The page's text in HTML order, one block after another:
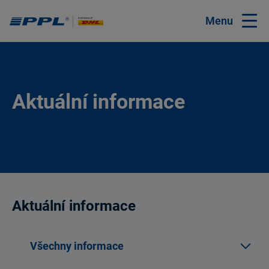
Menu
Aktuální informace
Aktuální informace
Všechny informace